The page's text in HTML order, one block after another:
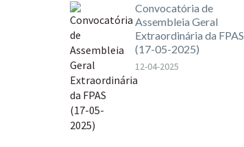
Convocatória de
Assembleia Geral
Extraordinária da FPAS
(17-05-2025)
12-04-2025